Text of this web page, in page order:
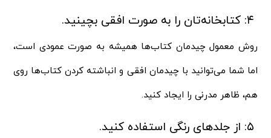
روش معمول چیدمان کتاب‌ها همیشه به صورت عمودی است،
اما شما می‌توانید با چیدمان افقی و انباشته کردن کتاب‌ها روی
هم، ظاهر مدرنی را ایجاد کنید.